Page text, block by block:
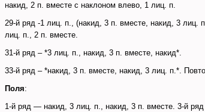
накид, 2 п. вместе с наклоном влево, 1 лиц. п.
29-й ряд -1 лиц. п., (накид, 3 п. вместе, накид, 3 лиц.
лиц. п., 2 п. вместе.
31-й ряд – *3 лиц. п., накид, 3 п. вместе, накид*.
33-й ряд – *накид, 3 п. вместе, накид, 3 лиц. п.*.
Поля:
1-й ряд — накид, 3 лиц. п., накид, 3 п. вместе. 3-й